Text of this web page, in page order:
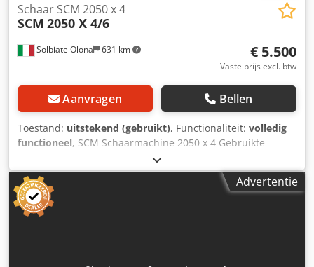
Solbiate Olona 631 km
Schaar SCM 2050 x 4
SCM 2050 X 4/6
€ 5.500
Vaste prijs excl. btw
Aanvragen Bellen
Toestand: uitstekend (gebruikt), Functionaliteit: volledig
functioneel, SCM Schaarmachine 2050 x 4 Gebruikte
machine Interne code: SVR 365 Dkedpfx Aioxzgykoxjr
Advertentie